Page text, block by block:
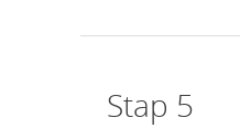
Stap 5